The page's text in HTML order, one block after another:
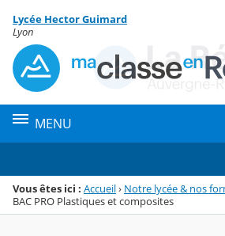
Menu de la rubrique
Contenu
Lycée Hector Guimard
Lyon
MENU
Vous êtes ici : Accueil› Notre lycée & nos
BAC PRO Plastiques et composites